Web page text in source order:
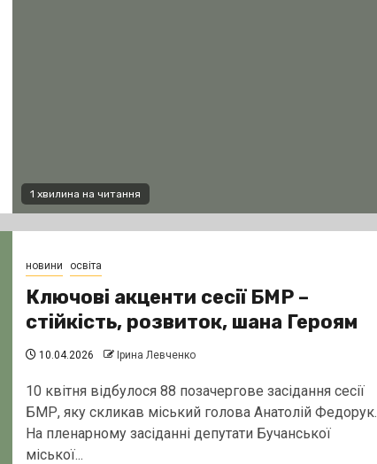
1 хвилина на читання
новини освіта
Ключові акценти сесії БМР –
стійкість, розвиток, шана Героям
10.04.2026 Ірина Левченко
10 квітня відбулося 88 позачергове засідання сесії
БМР, яку скликав міський голова Анатолій Федорук.
На пленарному засіданні депутати Бучанської
міської...